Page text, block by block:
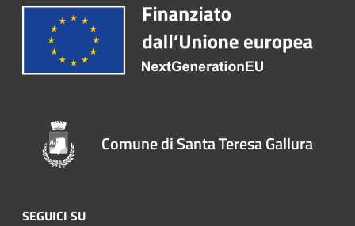
Comune di Santa Teresa Gallura
SEGUICI SU